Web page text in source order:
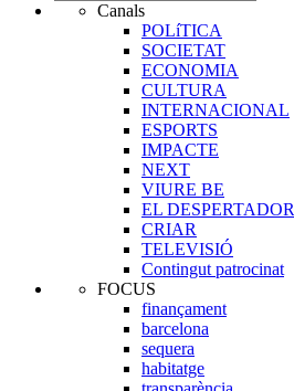
Canals
POLíTICA
SOCIETAT
ECONOMIA
CULTURA
INTERNACIONAL
ESPORTS
IMPACTE
NEXT
VIURE BE
EL DESPERTADOR
CRIAR
TELEVISIÓ
Contingut patrocinat
FOCUS
finançament
barcelona
sequera
habitatge